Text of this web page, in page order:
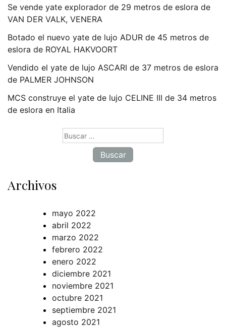
Se vende yate explorador de 29 metros de eslora de
VAN DER VALK, VENERA
Botado el nuevo yate de lujo ADUR de 45 metros de
eslora de ROYAL HAKVOORT
Vendido el yate de lujo ASCARI de 37 metros de eslora
de PALMER JOHNSON
MCS construye el yate de lujo CELINE III de 34 metros
de eslora en Italia
Archivos
mayo 2022
abril 2022
marzo 2022
febrero 2022
enero 2022
diciembre 2021
noviembre 2021
octubre 2021
septiembre 2021
agosto 2021